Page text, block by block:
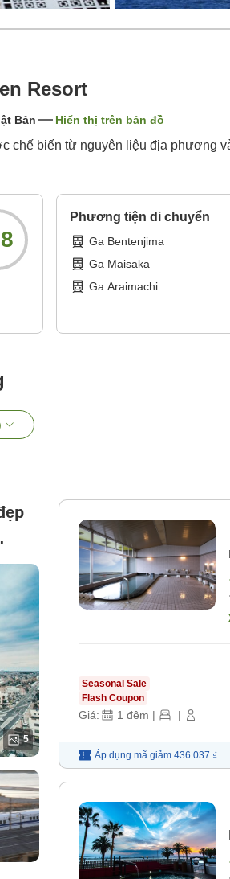
Resort
Bản Hiển thị trên bản đồ
chế biến từ nguyên liệu địa phương
Phương tiện di chuyển
Ga Bentenjima
Ga Maisaka
Ga Araimachi
núi
5
Seasonal Sale
Flash Coupon
Giá: 1 đêm | |
Áp dụng mã giảm 436.037 ₫